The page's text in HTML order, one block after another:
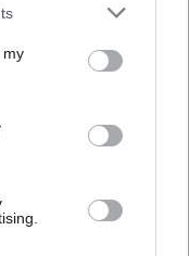
my
266-4154, 318-